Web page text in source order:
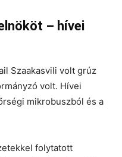
– hívei
Szaakasvili volt grúz
volt. Hívei
mikrobuszból és a
folytatott